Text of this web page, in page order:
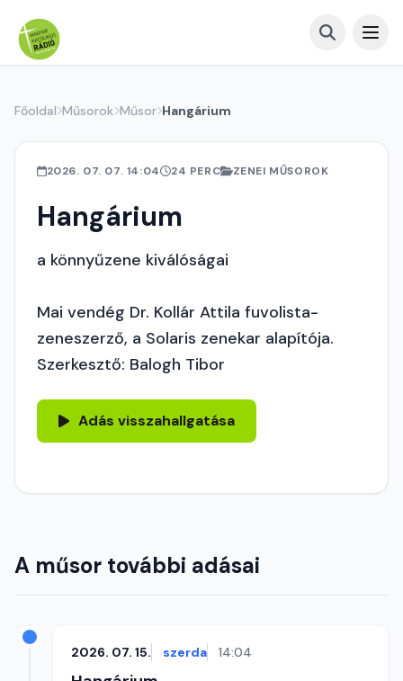
Főoldal Műsorok Műsor Hangárium
2026. 07. 07. 14:04 24 PERC ZENEI MŰSOROK
Hangárium
a könnyűzene kiválóságai
Mai vendég Dr. Kollár Attila fuvolista-
zeneszerző, a Solaris zenekar alapítója.
Szerkesztő: Balogh Tibor
Adás visszahallgatása
A műsor további adásai
2026. 07. 15. szerda 14:04